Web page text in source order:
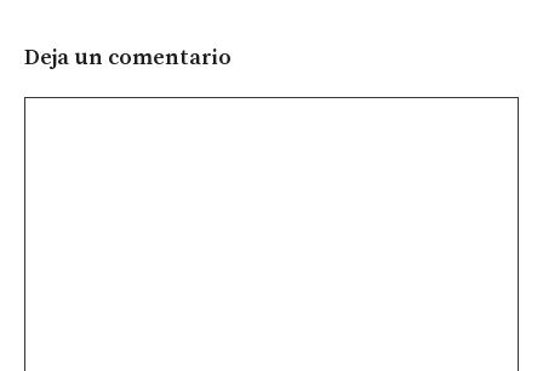
Deja un comentario